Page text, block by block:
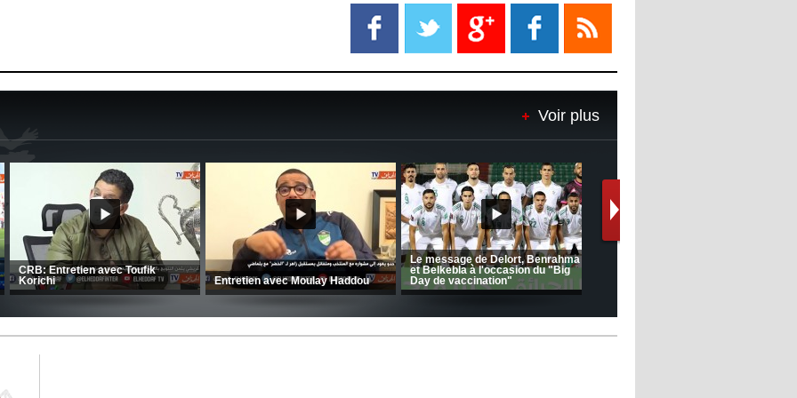
propriétaire
Le Barça savoure sa première
place et chambre le Real Madrid
de matchs"
12:39 - 2022/11/06
Real : Les dirigeants veulent le
départ d'Hazard cet hiver
Voir plus
Ligue 1 Mobilis (23ème journée):
MCO 5 – USB 0
(Coupe de la CAF) Nkana FC 1 -
CRB 0
CSC: La préparation des hommes
d’Amrani se poursuit en Tunisie